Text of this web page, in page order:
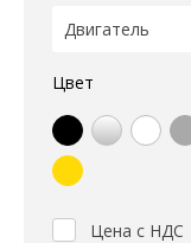
Цвет
Цена с НДС